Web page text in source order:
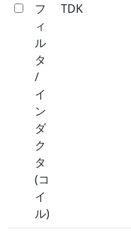
フ
ィ
ル
タ
/
イ
ン
ダ
ク
タ
(コ
イ
ル)
TDK